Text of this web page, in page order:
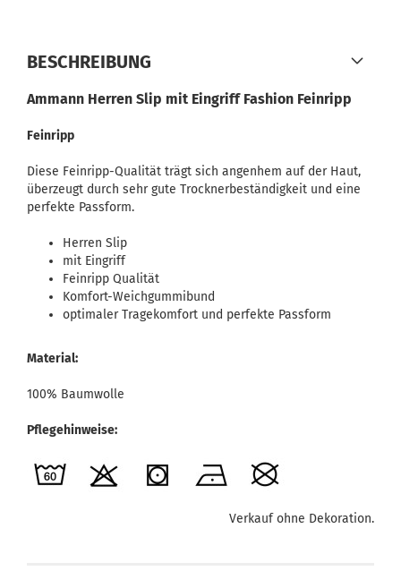
BESCHREIBUNG
Ammann Herren Slip mit Eingriff Fashion Feinripp
Feinripp
Diese Feinripp-Qualität trägt sich angenhem auf der Haut,
überzeugt durch sehr gute Trocknerbeständigkeit und eine
perfekte Passform.
Herren Slip
mit Eingriff
Feinripp Qualität
Komfort-Weichgummibund
optimaler Tragekomfort und perfekte Passform
Material:
100% Baumwolle
Pflegehinweise:
Verkauf ohne Dekoration.